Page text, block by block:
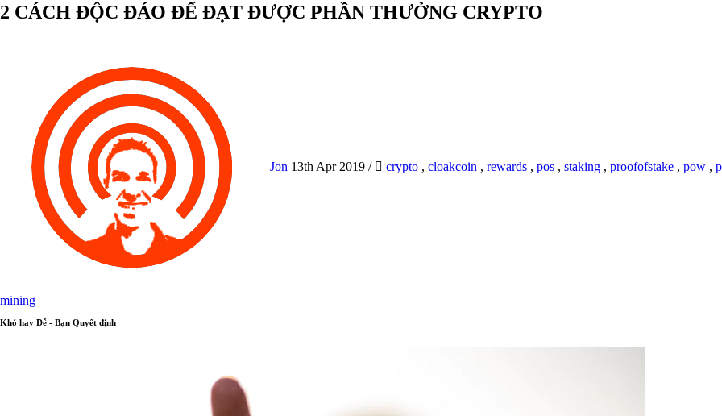
2 CÁCH ĐỘC ĐÁO ĐỂ ĐẠT ĐƯỢC PHẦN THƯỞNG CRYPTO
Jon 13th Apr 2019 / crypto , cloakcoin , rewards , pos , staking , proofofstake , pow ,
mining
Khó hay Dễ - Bạn Quyết định